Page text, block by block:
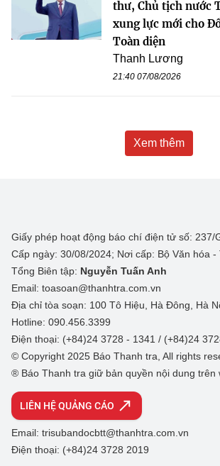
thư, Chủ tịch nước
xung lực mới cho
Toàn diện
Thanh Lương
21:40 07/08/2026
Xem thêm
Giấy phép hoạt động báo chí điện tử số: 237/
Cấp ngày: 30/08/2024; Nơi cấp: Bộ Văn hóa -
Tổng Biên tập: Nguyễn Tuấn Anh
Email: toasoan@thanhtra.com.vn
Địa chỉ tòa soạn: 100 Tô Hiệu, Hà Đông, Hà
Hotline: 090.456.3399
Điện thoại: (+84)24 3728 - 1341 / (+84)24
© Copyright 2025 Báo Thanh tra, All rights
® Báo Thanh tra giữ bản quyền nội dung trên
LIÊN HỆ QUẢNG CÁO
Email: trisubandocbtt@thanhtra.com.vn
Điện thoại: (+84)24 3728 2019